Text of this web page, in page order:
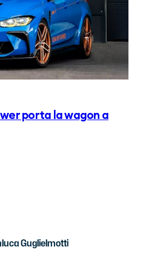
porta la wagon a
Guglielmotti